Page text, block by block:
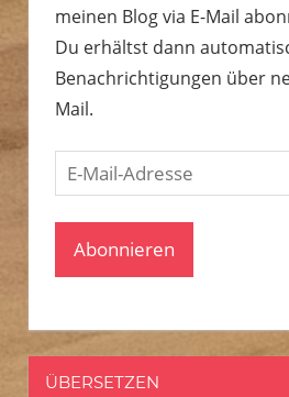
meinen Blog via E-Mail
Du erhältst dann
Benachrichtigungen über
Mail.
E-
Mail-
Adresse
Abonnieren
ÜBERSETZEN